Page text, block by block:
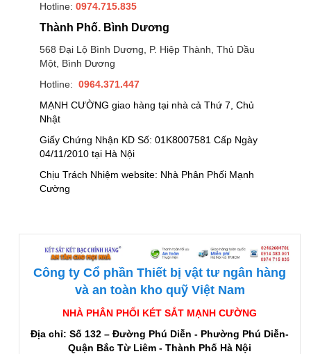
Hotline: 0974.715.835
Thành Phố. Bình Dương
568 Đại Lộ Bình Dương, P. Hiệp Thành, Thủ Dầu
Một, Bình Dương
Hotline: 0964.371.447
MẠNH CƯỜNG giao hàng tại nhà cả Thứ 7, Chủ
Nhật
Giấy Chứng Nhận KD Số: 01K8007581 Cấp Ngày
04/11/2010 tại Hà Nội
Chịu Trách Nhiệm website: Nhà Phân Phối Mạnh
Cường
Công ty Cổ phần Thiết bị vật tư ngân hàng
và an toàn kho quỹ Việt Nam
NHÀ PHÂN PHỐI KÉT SẮT MẠNH CƯỜNG
Địa chỉ: Số 132 – Đường Phú Diễn - Phường Phú Diễn-
Quận Bắc Từ Liêm - Thành Phố Hà Nội